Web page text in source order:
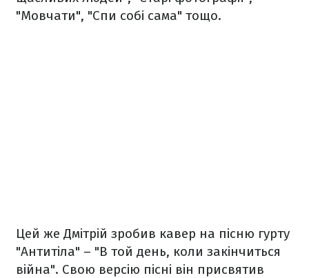
"Мовчати", "Спи собі сама" тощо.
Цей же Дмітрій зробив кавер на пісню гурту
"Антитіла" – "В той день, коли закінчиться
війна". Свою версію пісні він присвятив